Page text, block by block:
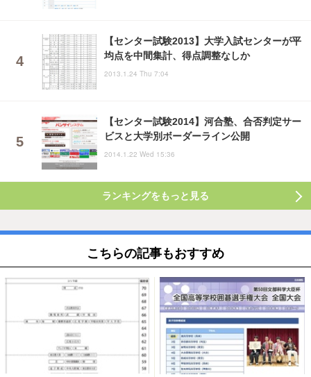
【センター試験2013】大学入試センターが平
均点を中間集計、得点調整なしか
2013.1.24 Thu 7:04
【センター試験2014】河合塾、合否判定サー
ビスと大学別ボーダーライン公開
2014.1.22 Wed 15:36
ランキングをもっと見る
こちらの記事もおすすめ